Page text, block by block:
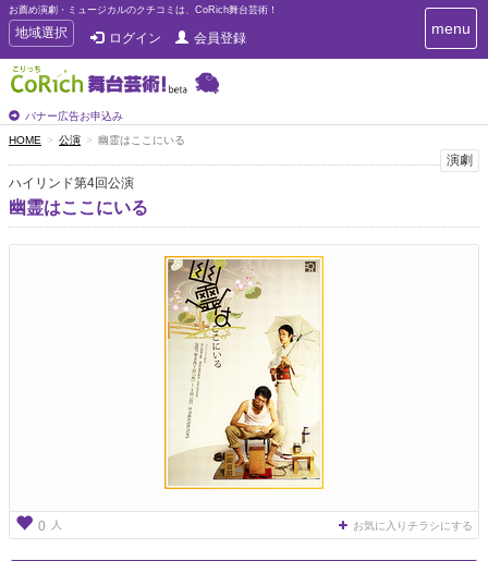
お薦め演劇・ミュージカルのクチコミは、CoRich舞台芸術！
T
o
g
g
e
n
a
v
i
g
地域選択 ログイン 会員登録
バナー広告お申込み
T
o
i
g
menu
HOME 公演 幽霊はここにいる
演劇
ハイリンド第4回公演
幽霊はここにいる
0 人 お気に入りチラシにする